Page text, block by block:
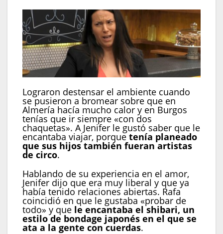
Lograron destensar el ambiente cuando
se pusieron a bromear sobre que en
Almería hacía mucho calor y en Burgos
tenías que ir siempre «con dos
chaquetas». A Jenifer le gustó saber que le
encantaba viajar, porquetenía planeado
que sus hijos también fueran artistas
de circo.
Hablando de su experiencia en el amor,
Jenifer dijo que era muy liberal y que ya
había tenido relaciones abiertas. Rafa
coincidió en que le gustaba «probar de
todo» y que le encantaba el shibari, un
estilo de bondage japonés en el que se
ata a la gente con cuerdas.